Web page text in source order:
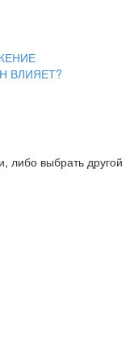
ВЛИЯЕТ?
либо выбрать другой